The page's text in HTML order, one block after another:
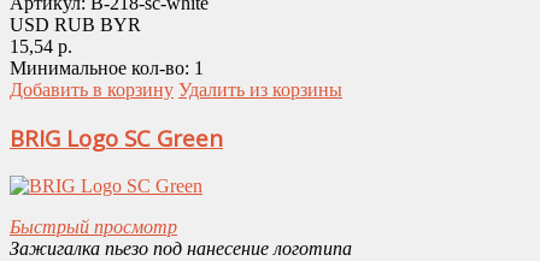
USD RUB BYR
15,54 р.
Минимальное кол-во: 1
Добавить в корзину Удалить из корзины
BRIG Logo SC Green
Быстрый просмотр
Зажигалка пьезо под нанесение логотипа